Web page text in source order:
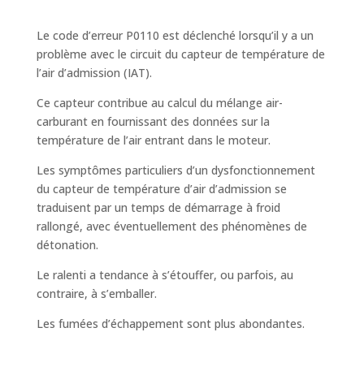
Le code d’erreur P0110 est déclenché lorsqu’il y a un
problème avec le circuit du capteur de température de
l’air d’admission (IAT).
Ce capteur contribue au calcul du mélange air-
carburant en fournissant des données sur la
température de l’air entrant dans le moteur.
Les symptômes particuliers d’un dysfonctionnement
du capteur de température d’air d’admission se
traduisent par un temps de démarrage à froid
rallongé, avec éventuellement des phénomènes de
détonation.
Le ralenti a tendance à s’étouffer, ou parfois, au
contraire, à s’emballer.
Les fumées d’échappement sont plus abondantes.